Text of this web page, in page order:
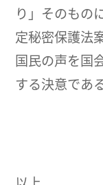
り」そのもの
定秘密保護法
国民の声を国
する決意である